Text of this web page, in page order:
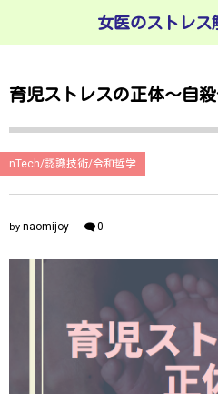
女医のストレス
育児ストレスの正体〜自
nTech/認識技術/令和哲学
by naomijoy 0